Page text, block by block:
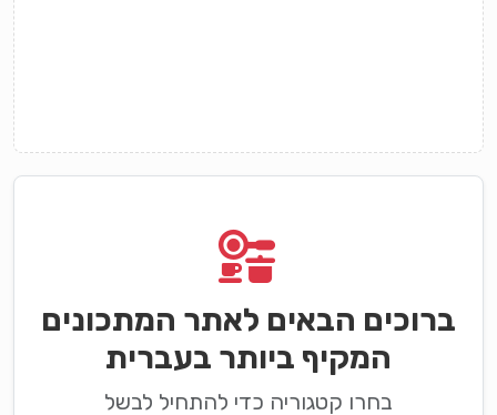
ברוכים הבאים לאתר המתכונים
המקיף ביותר בעברית
בחרו קטגוריה כדי להתחיל לבשל